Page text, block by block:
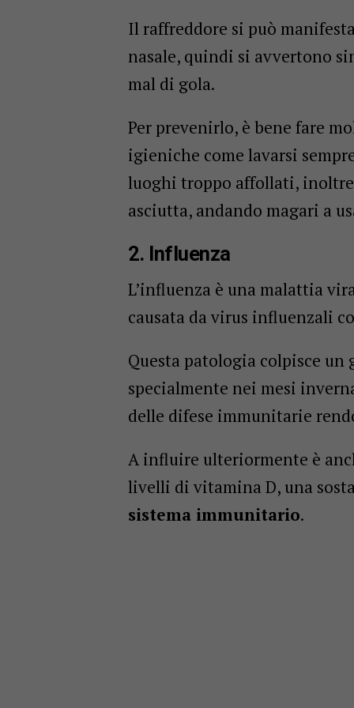
Il raffreddore si può
nasale, quindi si avvertono
mal di gola.
Per prevenirlo, è bene fare
igieniche come lavarsi
luoghi troppo affollati, inoltre
asciutta, andando magari a
2. Influenza
L’influenza è una malattia
causata da virus influenzali
Questa patologia colpisce
specialmente nei mesi
delle difese immunitarie
A influire ulteriormente è
livelli di vitamina D, una
sistema immunitario.